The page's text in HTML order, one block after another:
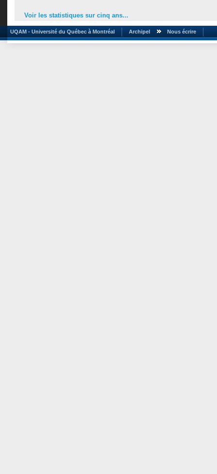
Voir les statistiques sur cinq ans...
UQAM - Université du Québec à Montréal Archipel Nous écrire